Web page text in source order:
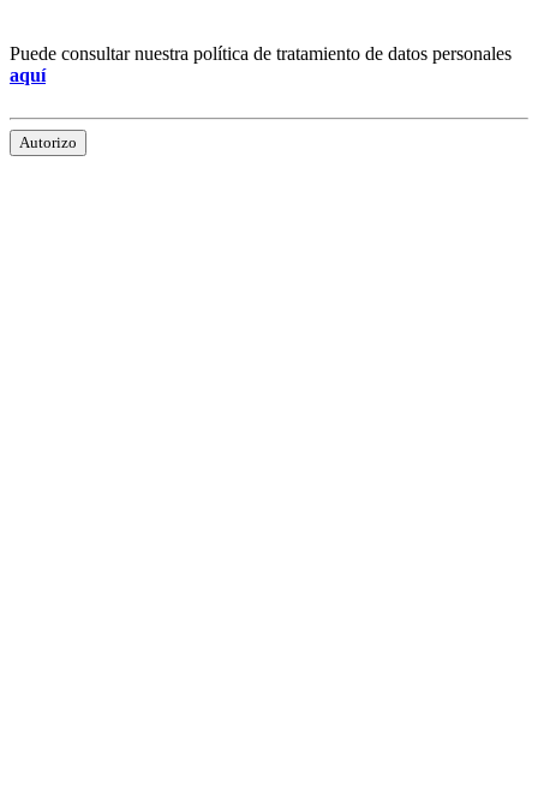
Puede consultar nuestra política de tratamiento de datos personales
aquí
Autorizo